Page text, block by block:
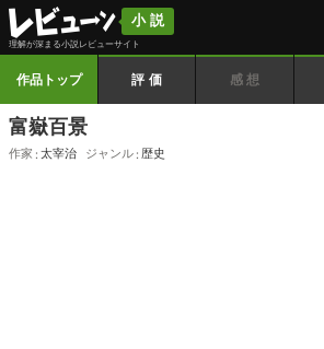
小説
理解が深まる小説レビューサイト
作品トップ 評価 感想
富嶽百景
作家 太宰治 ジャンル 歴史